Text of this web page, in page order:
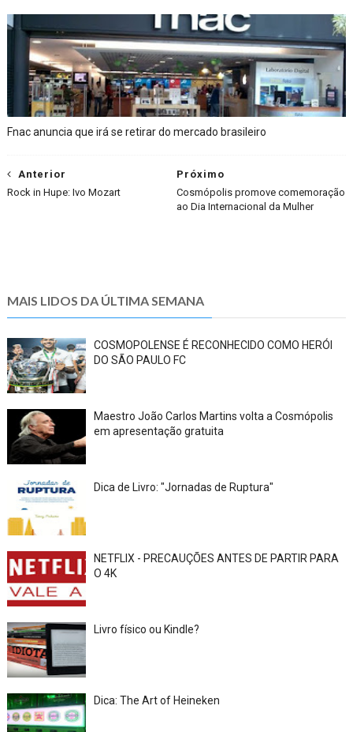
Fnac anuncia que irá se retirar do mercado brasileiro
Próximo
Cosmópolis promove comemoração
ao Dia Internacional da Mulher
Anterior
Rock in Hupe: Ivo Mozart
MAIS LIDOS DA ÚLTIMA SEMANA
COSMOPOLENSE É RECONHECIDO COMO HERÓI
DO SÃO PAULO FC
Maestro João Carlos Martins volta a Cosmópolis
em apresentação gratuita
Dica de Livro: "Jornadas de Ruptura"
NETFLIX - PRECAUÇÕES ANTES DE PARTIR PARA
O 4K
Livro físico ou Kindle?
Dica: The Art of Heineken